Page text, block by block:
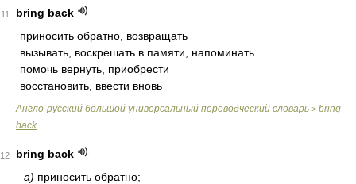
11
bring back
приносить обратно, возвращать
вызывать, воскрешать в памяти, напоминать
помочь вернуть, приобрести
восстановить, ввести вновь
Англо-русский большой универсальный переводческий словарь > bring
back
12
bring back
а) приносить обратно;